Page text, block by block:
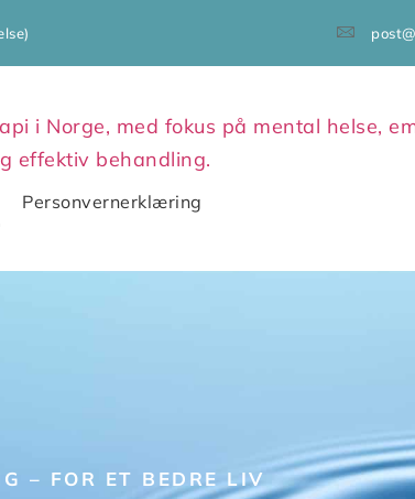
Personvernerklæring
– FOR ET BEDRE LIV